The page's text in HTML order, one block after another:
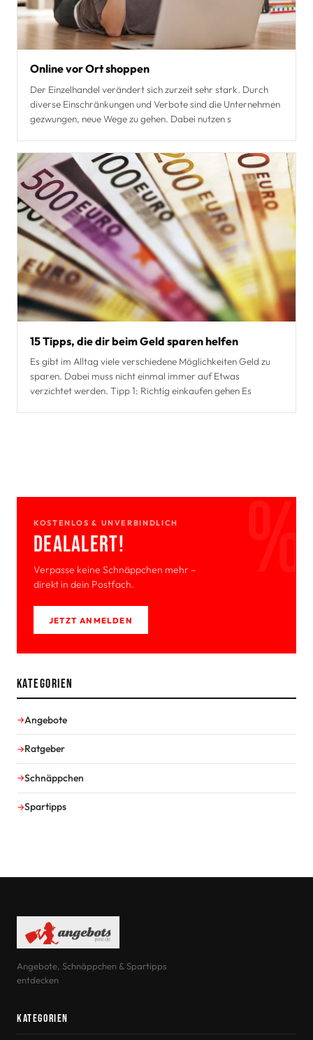
Online vor Ort shoppen
Der Einzelhandel verändert sich zurzeit sehr stark. Durch
diverse Einschränkungen und Verbote sind die Unternehmen
gezwungen, neue Wege zu gehen. Dabei nutzen s
15 Tipps, die dir beim Geld sparen helfen
Es gibt im Alltag viele verschiedene Möglichkeiten Geld zu
sparen. Dabei muss nicht einmal immer auf Etwas
verzichtet werden. Tipp 1: Richtig einkaufen gehen Es
KOSTENLOS & UNVERBINDLICH
Deal­Alert!
Verpasse keine Schnäppchen mehr –
direkt in dein Postfach.
JETZT ANMELDEN
Kategorien
Angebote
Ratgeber
Schnäppchen
Spartipps
Angebote, Schnäppchen & Spartipps
entdecken
Kategorien